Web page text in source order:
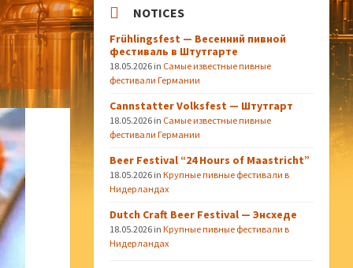
NOTICES
Frühlingsfest — Весенний пивной
фестиваль в Штутгарте
18.05.2026 in Самые известные пивные
фестивали Германии
Cannstatter Volksfest — Штутгарт
18.05.2026 in Самые известные пивные
фестивали Германии
Beer Festival “24 Hours of Maastricht”
18.05.2026 inКрупные пивные фестивали в
Нидерландах
Dutch Craft Beer Festival — Энсхеде
18.05.2026 inКрупные пивные фестивали в
Нидерландах